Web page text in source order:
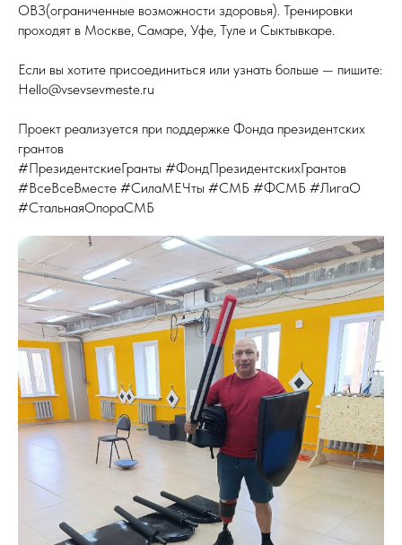
ОВЗ(ограниченные возможности здоровья). Тренировки
проходят в Москве, Самаре, Уфе, Туле и Сыктывкаре.
Если вы хотите присоединиться или узнать больше — пишите:
Hello@vsevsevmeste.ru
Проект реализуется при поддержке Фонда президентских
грантов
#ПрезидентскиеГранты #ФондПрезидентскихГрантов
#ВсеВсеВместе #СилаМЕЧты #СМБ #ФСМБ #ЛигаО
#СтальнаяОпораСМБ